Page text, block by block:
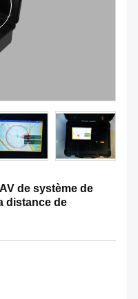
de système de
distance de